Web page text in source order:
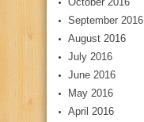
September 2016
August 2016
July 2016
June 2016
May 2016
April 2016